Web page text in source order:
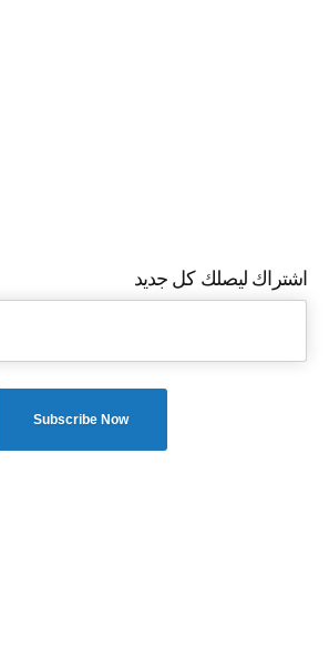
اشتراك ليصلك كل جديد